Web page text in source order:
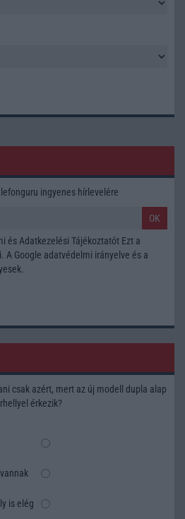
ingyenes hírlevelére
OK
és Adatkezelési Tájékoztatót Ezt a
A Google adatvédelmi irányelve és a
csak azért, mert az új modell dupla alap
érkezik?
is elég